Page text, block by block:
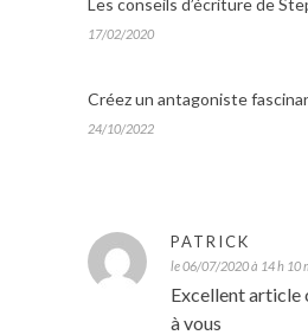
17/02/2020
Créez un antagoniste
24/10/2022
PATRICK
le 06/07/2020 à 14 h 10
Excellent article
à vous